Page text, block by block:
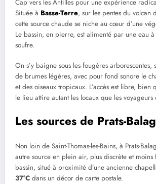
Cap vers les Antilles pour une expérience
Située à Basse-Terre, sur les pentes du volcan
cette source chaude se niche au cœur d’une
Le bassin, en pierre, est alimenté par une eau à
soufre.
On s’y baigne sous les fougères arborescentes,
de brumes légères, avec pour fond sonore le
et des oiseaux tropicaux. L’accès est libre, bien
le lieu attire autant les locaux que les voyageurs
Les sources de Prats-
Non loin de Saint-Thomas-les-Bains, à Prats-
autre source en plein air, plus discrète et moins
bassin, situé à proximité d’une ancienne
37°C dans un décor de carte postale.